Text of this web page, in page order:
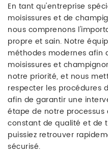
En tant qu'entreprise
moisissures et de
nous comprenons
propre et sain. Notre
méthodes modernes afin
moisissures et
notre priorité, et nous
respecter les procédures
afin de garantir une
étape de notre
constant de qualité et de
puissiez retrouver
sécurisé.